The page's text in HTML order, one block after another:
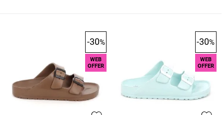
-30%
WEB
OFFER
-30%
WEB
OFFER